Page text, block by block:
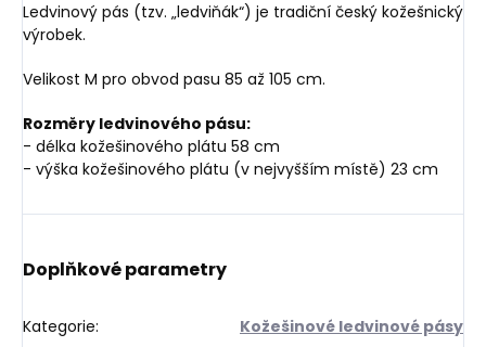
Ledvinový pás (tzv. „ledviňák“) je tradiční český kožešnický
výrobek.
Velikost M pro obvod pasu 85 až 105 cm.
Rozměry ledvinového pásu:
- délka kožešinového plátu 58 cm
- výška kožešinového plátu (v nejvyšším místě) 23 cm
Doplňkové parametry
Kategorie: Kožešinové ledvinové pásy